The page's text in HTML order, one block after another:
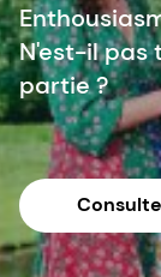
N'est-il pas
partie ?